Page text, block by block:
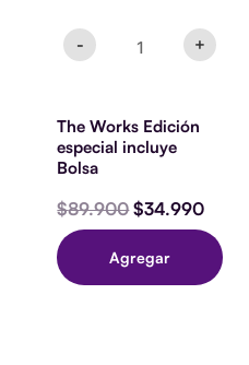
- +
The Works Edición
especial incluye
Bolsa
$89.900 $34.990
Agregar